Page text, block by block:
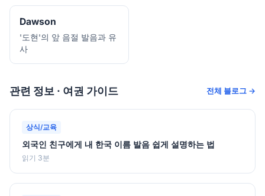
Dawson
'도현'의 앞 음절 발음과 유
사
관련 정보 · 여권 가이드 전체 블로그 →
상식/교육
외국인 친구에게 내 한국 이름 발음 쉽게 설명하는 법
읽기 3분